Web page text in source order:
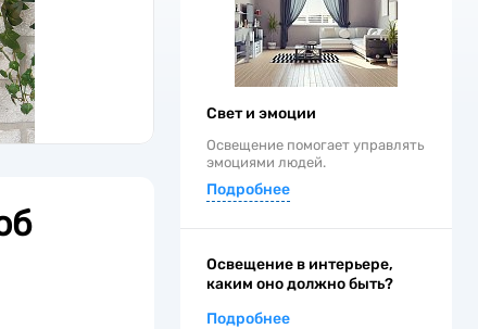
Свет и эмоции
Освещение помогает управлять
эмоциями людей.
Подробнее
Освещение в интерьере,
каким оно должно быть?
Подробнее